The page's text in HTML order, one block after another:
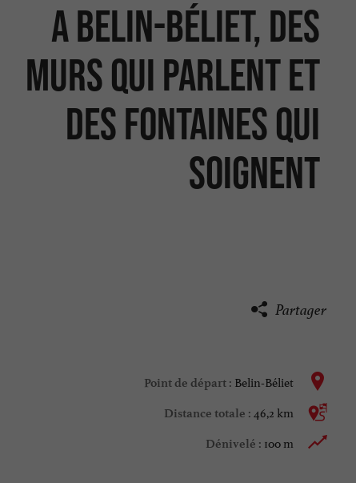
A Belin-Béliet, des
murs qui parlent et
des fontaines qui
soignent
Partager
Point de départ : Belin-Béliet
Distance totale : 46,2 km
Dénivelé : 100 m